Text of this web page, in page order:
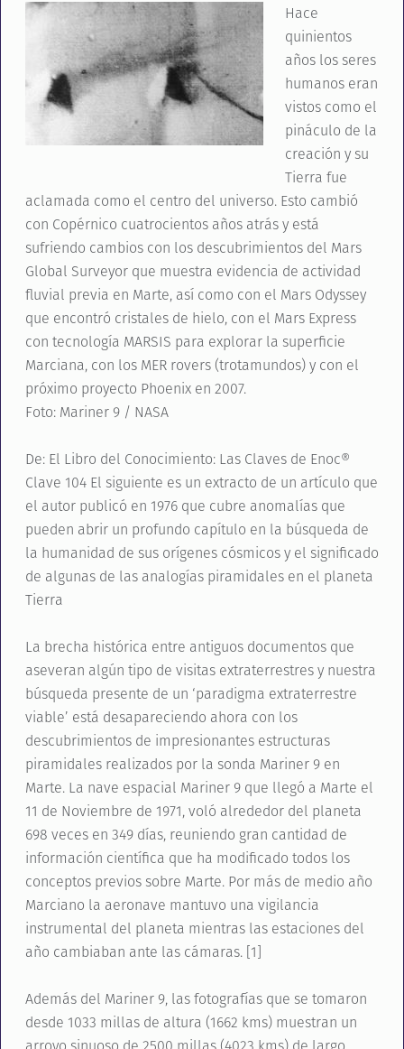
Hace
quinientos
años los seres
humanos eran
vistos como el
pináculo de la
creación y su
Tierra fue
aclamada como el centro del universo. Esto cambió
con Copérnico cuatrocientos años atrás y está
sufriendo cambios con los descubrimientos del Mars
Global Surveyor que muestra evidencia de actividad
fluvial previa en Marte, así como con el Mars Odyssey
que encontró cristales de hielo, con el Mars Express
con tecnología MARSIS para explorar la superficie
Marciana, con los MER rovers (trotamundos) y con el
próximo proyecto Phoenix en 2007.
Foto: Mariner 9 / NASA
De: El Libro del Conocimiento: Las Claves de Enoc®
Clave 104 El siguiente es un extracto de un artículo que
el autor publicó en 1976 que cubre anomalías que
pueden abrir un profundo capítulo en la búsqueda de
la humanidad de sus orígenes cósmicos y el significado
de algunas de las analogías piramidales en el planeta
Tierra
La brecha histórica entre antiguos documentos que
aseveran algún tipo de visitas extraterrestres y nuestra
búsqueda presente de un ‘paradigma extraterrestre
viable’ está desapareciendo ahora con los
descubrimientos de impresionantes estructuras
piramidales realizados por la sonda Mariner 9 en
Marte. La nave espacial Mariner 9 que llegó a Marte el
11 de Noviembre de 1971, voló alrededor del planeta
698 veces en 349 días, reuniendo gran cantidad de
información científica que ha modificado todos los
conceptos previos sobre Marte. Por más de medio año
Marciano la aeronave mantuvo una vigilancia
instrumental del planeta mientras las estaciones del
año cambiaban ante las cámaras. [1]
Además del Mariner 9, las fotografías que se tomaron
desde 1033 millas de altura (1662 kms) muestran un